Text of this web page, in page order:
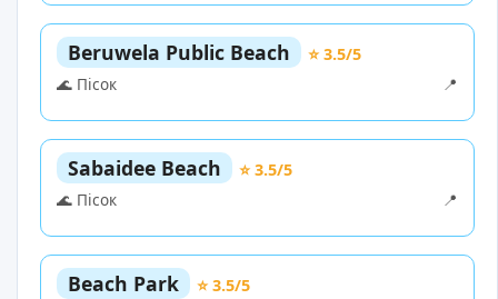
Beruwela Public Beach
⭐ 3.5/5
🌊 Пісок
📍
Sabaidee Beach
⭐ 3.5/5
🌊 Пісок
📍
Beach Park
⭐ 3.5/5